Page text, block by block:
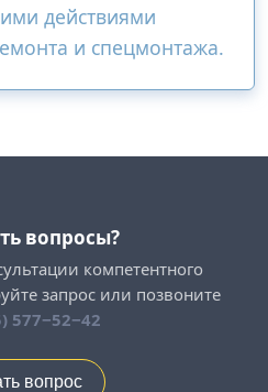
действиями
и спецмонтажа.
вопросы?
компетентного
запрос или позвоните
577−52−42
вопрос